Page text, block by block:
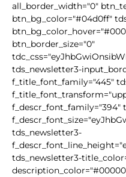
all_border_width="0"
btn_bg_color="#04d0ff"
btn_border_size="0"
tds_newsletter3-
f_title_font_family="445"
f_descr_font_family="394"
tds_newsletter3-
tds_newsletter3-